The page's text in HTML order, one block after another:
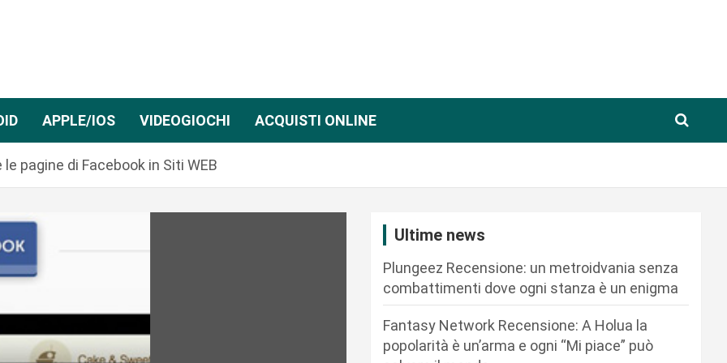
APPLE/IOS VIDEOGIOCHI ACQUISTI ONLINE
pagine di Facebook in Siti WEB
Ultime news
Plungeez Recensione: un metroidvania senza
combattimenti dove ogni stanza è un enigma
Fantasy Network Recensione: A Holua la
popolarità è un’arma e ogni “Mi piace” può